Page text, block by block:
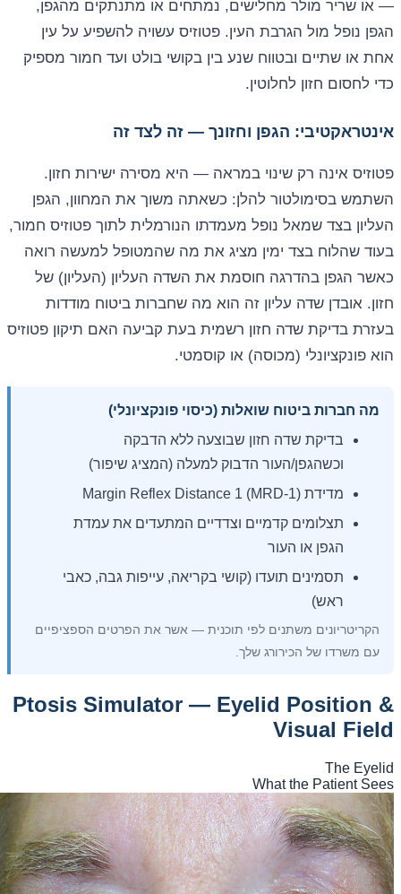
— או שריר מולר מחלישים, נמתחים או מתנתקים מהגפן,
הגפן נופל מול הגרבת העין. פטוזיס עשויה להשפיע על עין
אחת או שתיים ובטווח שנע בין בקושי בולט ועד חמור מספיק
כדי לחסום חזון לחלוטין.
אינטראקטיבי: הגפן וחזונך — זה לצד זה
פטוזיס אינה רק שינוי במראה — היא מסירה ישירות חזון.
השתמש בסימולטור להלן: כשאתה משוך את המחוון, הגפן
העליון בצד שמאל נופל מעמדתו הנורמלית לתוך פטוזיס חמור,
בעוד שהלוח בצד ימין מציג את מה שהמטופל למעשה רואה
כאשר הגפן בהדרגה חוסמת את השדה העליון (העליון) של
חזון. אובדן שדה עליון זה הוא מה שחברות ביטוח מודדות
בעזרת בדיקת שדה חזון רשמית בעת קביעה האם תיקון פטוזיס
הוא פונקציונלי (מכוסה) או קוסמטי.
מה חברות ביטוח שואלות (כיסוי פונקציונלי)
בדיקת שדה חזון שבוצעה ללא הדבקה
וכשהגפן/העור הדבוק למעלה (המציג שיפור)
מדידת Margin Reflex Distance 1 (MRD-1)
תצלומים קדמיים וצדדיים המתעדים את עמדת
הגפן או העור
תסמינים תועדו (קושי בקריאה, עייפות גבה, כאבי
ראש)
הקריטריונים משתנים לפי תוכנית — אשר את הפרטים הספציפיים
עם משרדו של הכירורג שלך.
Ptosis Simulator — Eyelid Position &
Visual Field
The Eyelid
What the Patient Sees